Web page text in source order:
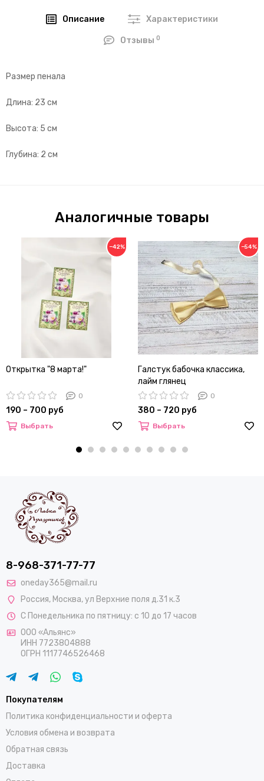
Описание Характеристики
Отзывы0
Размер пенала
Длина: 23 см
Высота: 5 см
Глубина: 2 см
Аналогичные товары
−42%
Открытка "8 марта!"
0
190 – 700 руб
Выбрать
−54%
Галстук бабочка классика,
лайм глянец
0
380 – 720 руб
Выбрать
8-968-371-77-77
oneday365@mail.ru
Россия, Москва,ул Верхние поля д.31 к.3
С Понедельника по пятницу: с 10 до 17 часов
ООО «Альянс»
ИНН 7723804888
ОГРН 1117746526468
Покупателям
Политика конфиденциальности и оферта
Условия обмена и возврата
Обратная связь
Доставка